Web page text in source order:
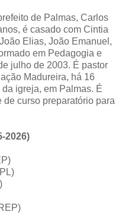
de Palmas, Carlos
é casado com Cintia
Elias, João Emanuel,
em Pedagogia e
julho de 2003. É pastor
Madureira, há 16
igreja, em Palmas. É
curso preparatório para
2026)